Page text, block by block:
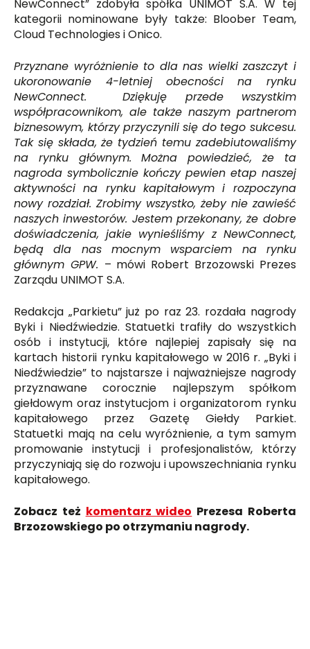
NewConnect” zdobyła spółka UNIMOT S.A. W tej
kategorii nominowane były także: Bloober Team,
Cloud Technologies i Onico.
Przyznane wyróżnienie to dla nas wielki zaszczyt i
ukoronowanie 4-letniej obecności na rynku
NewConnect. Dziękuję przede wszystkim
współpracownikom, ale także naszym partnerom
biznesowym, którzy przyczynili się do tego sukcesu.
Tak się składa, że tydzień temu zadebiutowaliśmy
na rynku głównym. Można powiedzieć, że ta
nagroda symbolicznie kończy pewien etap naszej
aktywności na rynku kapitałowym i rozpoczyna
nowy rozdział. Zrobimy wszystko, żeby nie zawieść
naszych inwestorów. Jestem przekonany, że dobre
doświadczenia, jakie wynieśliśmy z NewConnect,
będą dla nas mocnym wsparciem na rynku
głównym GPW. – mówi Robert Brzozowski Prezes
Zarządu UNIMOT S.A.
Redakcja „Parkietu” już po raz 23. rozdała nagrody
Byki i Niedźwiedzie. Statuetki trafiły do wszystkich
osób i instytucji, które najlepiej zapisały się na
kartach historii rynku kapitałowego w 2016 r. „Byki i
Niedźwiedzie” to najstarsze i najważniejsze nagrody
przyznawane corocznie najlepszym spółkom
giełdowym oraz instytucjom i organizatorom rynku
kapitałowego przez Gazetę Giełdy Parkiet.
Statuetki mają na celu wyróżnienie, a tym samym
promowanie instytucji i profesjonalistów, którzy
przyczyniają się do rozwoju i upowszechniania rynku
kapitałowego.
Zobacz też komentarz wideo Prezesa Roberta
Brzozowskiego po otrzymaniu nagrody.